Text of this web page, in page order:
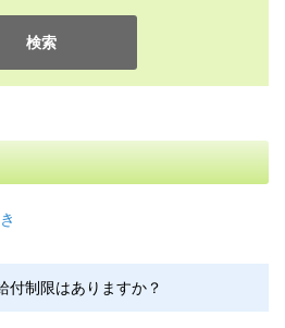
検索
付制限はありますか？